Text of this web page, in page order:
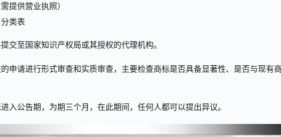
提供营业执照）
类表
交至国家知识产权局或其授权的代理机构。
申请进行形式审查和实质审查，主要检查商标是否具备显著性、是否与现有
入公告期，为期三个月，在此期间，任何人都可以提出异议。